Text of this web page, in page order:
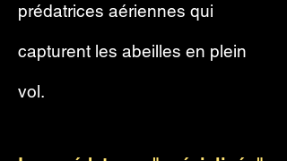
prédatrices aériennes qui
capturent les abeilles en plein
vol.